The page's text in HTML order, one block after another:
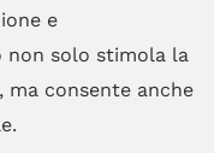
e
non solo stimola la
consente anche